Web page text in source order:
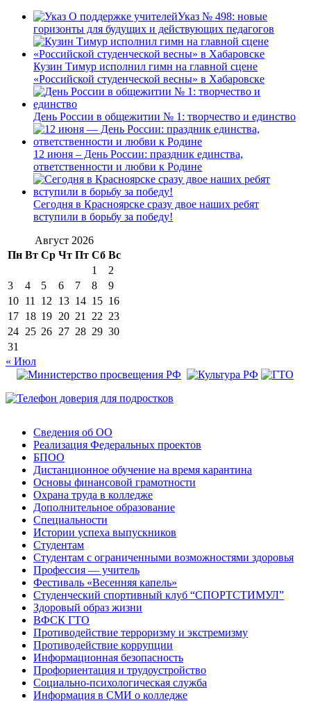
Указ № 498: новые
горизонты для будущих и действующих педагогов
Кузин Тимур исполнил гимн на главной сцене
«Российской студенческой весны» в Хабаровске
День России в общежитии № 1: творчество и единство
12 июня – День России: праздник единства,
ответственности и любви к Родине
Сегодня в Красноярске сразу двое наших ребят
вступили в борьбу за победу!
Август 2026
Пн Вт Ср Чт Пт Сб Вс
1
2
3
4 5 6 7 8
9
10 11 12 13 14 15 16
17 18 19 20 21 22 23
24 25 26 27 28 29 30
31
« Июл
Сведения об ОО
Реализация Федеральных проектов
БПОО
Дистанционное обучение на время карантина
Основы финансовой грамотности
Охрана труда в колледже
Дополнительное образование
Специальности
Истории успеха выпускников
Студентам
Студентам с ограниченными возможностями здоровья
Профессия — учитель
Фестиваль «Весенняя капель»
Студенческий спортивный клуб “СПОРТСТИМУЛ”
Здоровый образ жизни
ВФСК ГТО
Противодействие терроризму и экстремизму
Противодействие коррупции
Информационная безопасность
Профориентация и трудоустройство
Социально-психологическая служба
Информация в СМИ о колледже